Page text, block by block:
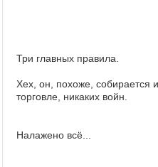
Три главных правила.
Хех, он, похоже, собирается
торговле, никаких войн.
Налажено всё...